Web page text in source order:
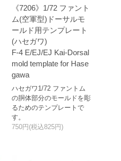
《7206》1/72 ファント
ム(空軍型)ドーサルモ
ールド用テンプレート
(ハセガワ)
F-4 E/EJ/EJ Kai-Dorsal
mold template for Hase
gawa
ハセガワ1/72 ファントム
の胴体部分のモールドを彫
るためのテンプレートで
す。
750円(税込825円)